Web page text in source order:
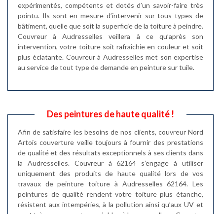
expérimentés, compétents et dotés d’un savoir-faire très
pointu. Ils sont en mesure d’intervenir sur tous types de
bâtiment, quelle que soit la superficie de la toiture à peindre.
Couvreur à Audresselles veillera à ce qu’après son
intervention, votre toiture soit rafraîchie en couleur et soit
plus éclatante. Couvreur à Audresselles met son expertise
au service de tout type de demande en peinture sur tuile.
Des peintures de haute qualité !
Afin de satisfaire les besoins de nos clients, couvreur Nord
Artois couverture veille toujours à fournir des prestations
de qualité et des résultats exceptionnels à ses clients dans
la Audresselles. Couvreur à 62164 s’engage à utiliser
uniquement des produits de haute qualité lors de vos
travaux de peinture toiture à Audresselles 62164. Les
peintures de qualité rendent votre toiture plus étanche,
résistent aux intempéries, à la pollution ainsi qu’aux UV et